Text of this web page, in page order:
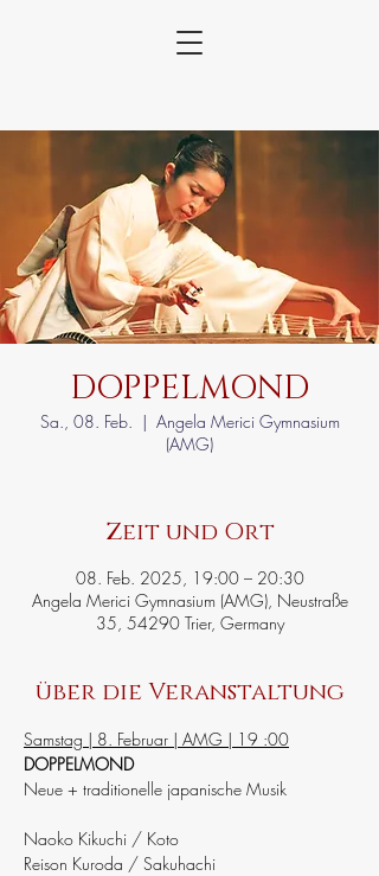
DOPPELMOND
Sa., 08. Feb.
  |
Angela Merici Gymnasium
(AMG)
Zeit und Ort
08. Feb. 2025, 19:00 – 20:30
Angela Merici Gymnasium (AMG), Neustraße
35, 54290 Trier, Germany
über die Veranstaltung
Samstag | 8. Februar | AMG | 19 :00
DOPPELMOND
Neue + traditionelle japanische Musik
Naoko Kikuchi / Koto
Reison Kuroda / Sakuhachi